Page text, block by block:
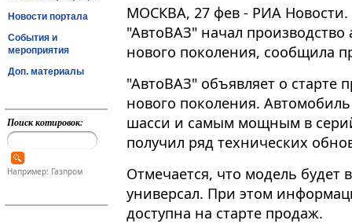
Новости портала
События и
мероприятия
Доп. материалы
Поиск котировок:
Например: Газпром
МОСКВА, 27 фев - РИА Новости.
"АвтоВАЗ" начал
нового поколения, сообщила
"АвтоВАЗ" объявляет о старте
нового поколения​​​.
шасси и самым мощным в
получил ряд технических
Отмечается, что модель будет
универсал. При этом
доступна на старте продаж.